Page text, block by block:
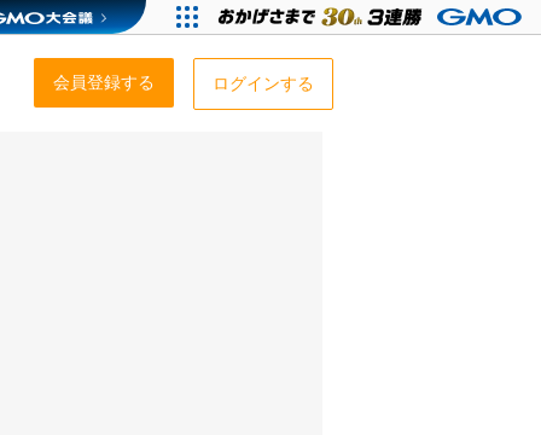
会員登録する ログインする